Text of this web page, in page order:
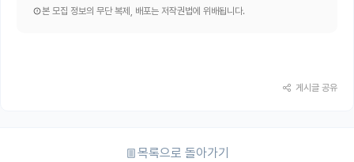
본 모집 정보의 무단 복제, 배포는 저작권법에 위배됩니다.
게시글 공유
목록으로 돌아가기